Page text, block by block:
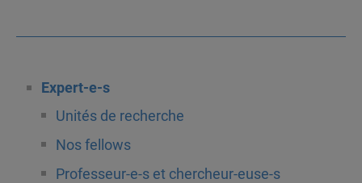
Expert-e-s
Unités de recherche
Nos fellows
Professeur-e-s et chercheur-euse-s